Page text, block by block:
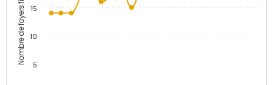
Nombre de foyers fiscaux
5
10
15